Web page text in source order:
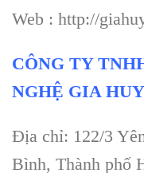
Web : http://
CÔNG TY
NGHỆ GIA HUY
Địa chỉ: 122/3
Bình, Thành phố